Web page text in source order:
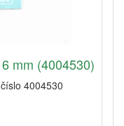
mm (4004530)
4004530